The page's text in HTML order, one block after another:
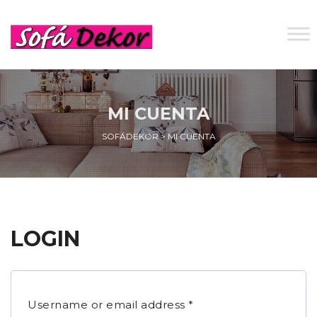
MI CUENTA
SOFÁDEKOR> MI CUENTA
LOGIN
Username or email address *